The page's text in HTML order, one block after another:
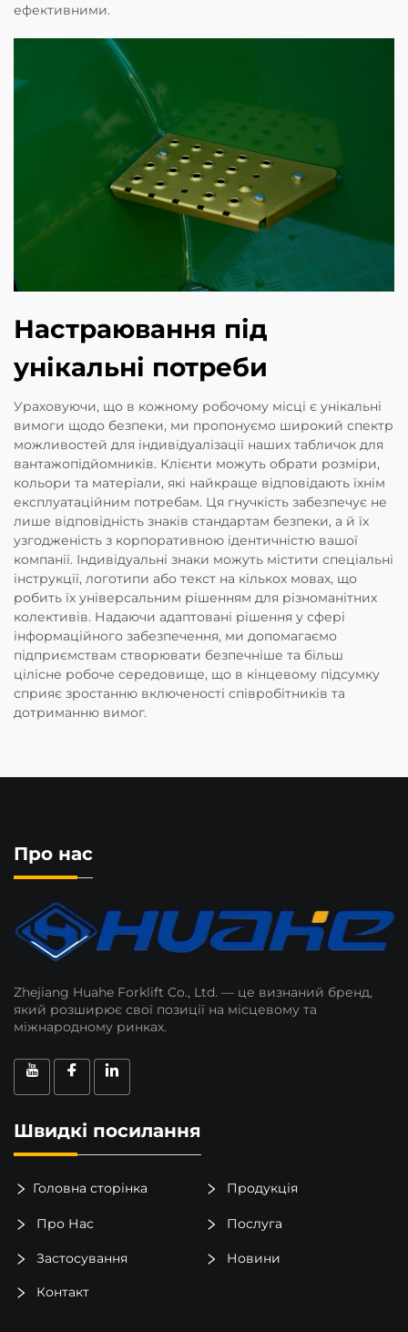
ефективними.
Настраювання під
унікальні потреби
Ураховуючи, що в кожному робочому місці є унікальні
вимоги щодо безпеки, ми пропонуємо широкий спектр
можливостей для індивідуалізації наших табличок для
вантажопідйомників. Клієнти можуть обрати розміри,
кольори та матеріали, які найкраще відповідають їхнім
експлуатаційним потребам. Ця гнучкість забезпечує не
лише відповідність знаків стандартам безпеки, а й їх
узгодженість з корпоративною ідентичністю вашої
компанії. Індивідуальні знаки можуть містити спеціальні
інструкції, логотипи або текст на кількох мовах, що
робить їх універсальним рішенням для різноманітних
колективів. Надаючи адаптовані рішення у сфері
інформаційного забезпечення, ми допомагаємо
підприємствам створювати безпечніше та більш
цілісне робоче середовище, що в кінцевому підсумку
сприяє зростанню включеності співробітників та
дотриманню вимог.
Про нас
Zhejiang Huahe Forklift Co., Ltd. — це визнаний бренд,
який розширює свої позиції на місцевому та
міжнародному ринках.
Швидкі посилання
Головна сторінка Продукція
Про Нас Послуга
Застосування Новини
Контакт